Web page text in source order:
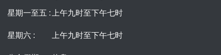
星期一至五 : 上午九时至下午七时
星期六 : 上午九时至下午七时